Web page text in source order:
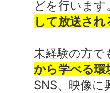
どを行いま
して放送さ
未経験の方で
から学べる環
SNS、映像に